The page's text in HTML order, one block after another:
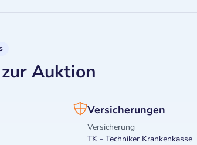
Auktion
Versicherungen
Versicherung
TK - Techniker Krankenkasse